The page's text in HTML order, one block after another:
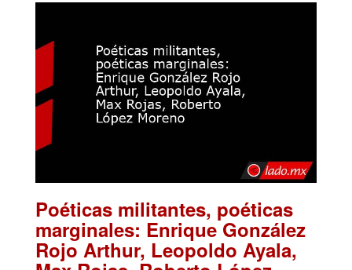
Poéticas militantes, poéticas
marginales: Enrique González
Rojo Arthur, Leopoldo Ayala,